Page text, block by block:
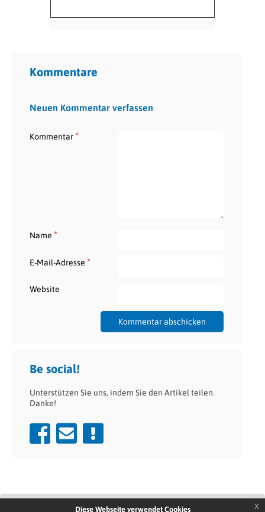
Kommentare
Neuen Kommentar verfassen
Kommentar*
Name *
E-Mail-Adresse *
Website
Be social!
Unterstützen Sie uns, indem Sie den Artikel teilen.
Danke!
Diese Webseite verwendet Cookies x